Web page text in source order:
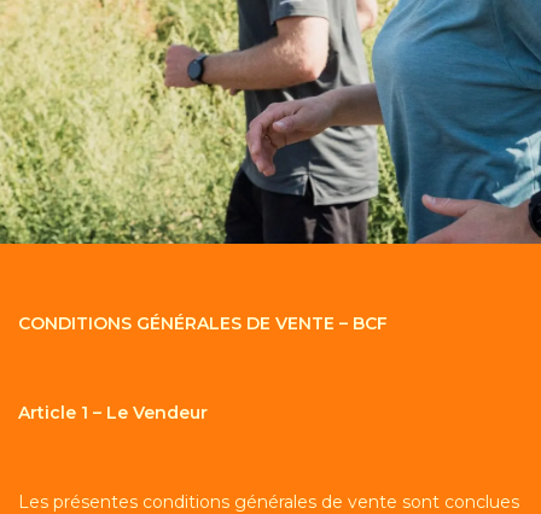
CONDITIONS GÉNÉRALES DE VENTE – BCF
Article 1 – Le Vendeur
Les présentes conditions générales de vente sont conclues